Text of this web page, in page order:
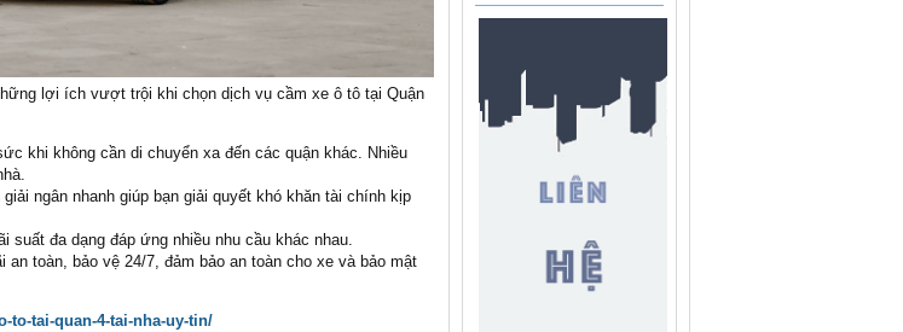
lợi ích vượt trội khi chọn dịch vụ cầm xe ô tô tại Quận
khi không cần di chuyển xa đến các quận khác. Nhiều
ngân nhanh giúp bạn giải quyết khó khăn tài chính kịp
suất đa dạng đáp ứng nhiều nhu cầu khác nhau.
toàn, bảo vệ 24/7, đảm bảo an toàn cho xe và bảo mật
to-tai-quan-4-tai-nha-uy-tin/